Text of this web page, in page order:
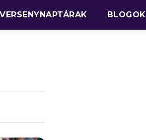
VERSENYNAPTÁRAK BLOGOK